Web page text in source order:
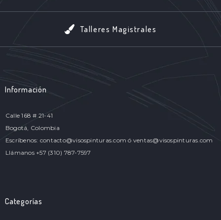
Talleres Magistrales
Información
Calle 168 # 21-41
Bogotá, Colombia
Escríbenos: contacto@visospinturas.com ó ventas@visospinturas.com
Llámanos +57 (310) 787-7597
Categorías